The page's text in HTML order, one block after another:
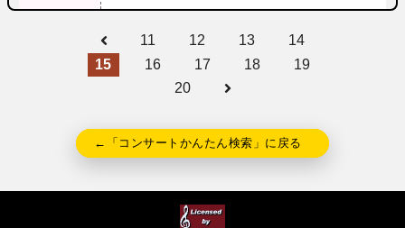
11 12 13
14
15
16 17 18
19
20
←「コンサートかんたん検索」に戻る